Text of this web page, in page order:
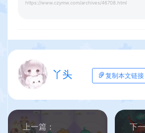
https://www.czymw.com/archives/46708.html
丫头 复制本文链接
上一篇：
下